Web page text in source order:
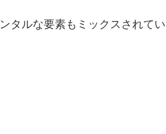
タルな要素もミックスされてい